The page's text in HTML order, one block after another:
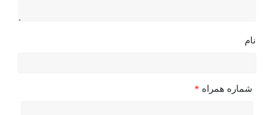
نام
شماره همراه *